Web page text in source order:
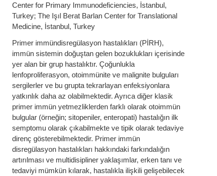
Center for Primary Immunodeficiencies, İstanbul,
Turkey; The Işıl Berat Barlan Center for Translational
Medicine, İstanbul, Turkey
Primer immündisregülasyon hastalıkları (PİRH),
immün sistemin doğuştan gelen bozuklukları içerisinde
yer alan bir grup hastalıktır. Çoğunlukla
lenfoproliferasyon, otoimmünite ve malignite bulguları
sergilerler ve bu grupta tekrarlayan enfeksiyonlara
yatkınlık daha az olabilmektedir. Ayrıca diğer klasik
primer immün yetmezliklerden farklı olarak otoimmün
bulgular (örneğin; sitopeniler, enteropati) hastalığın ilk
semptomu olarak çıkabilmekte ve tipik olarak tedaviye
direnç gösterebilmektedir. Primer immün
disregülasyon hastalıkları hakkındaki farkındalığın
artırılması ve multidisipliner yaklaşımlar, erken tanı ve
tedaviyi mümkün kılarak, hastalıkla ilişkili gelişebilecek